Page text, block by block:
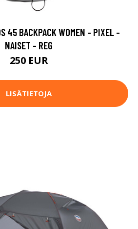
45 BACKPACK WOMEN - PIXEL -
NAISET - REG
250 EUR
LISÄTIETOJA